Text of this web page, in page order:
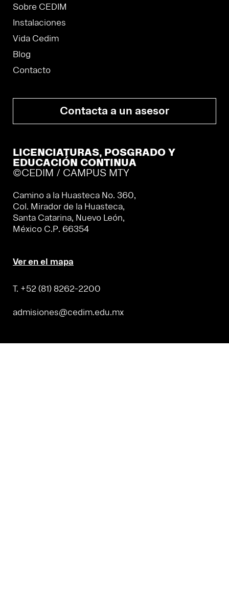
Sobre CEDIM
Instalaciones
Vida Cedim
Blog
Contacto
Contacta a un asesor
LICENCIATURAS, POSGRADO Y
EDUCACIÓN CONTINUA
©CEDIM / CAMPUS MTY
Camino a la Huasteca No. 360,
Col. Mirador de la Huasteca,
Santa Catarina, Nuevo León,
México C.P. 66354
Ver en el mapa
T. +52 (81) 8262-2200
admisiones@cedim.edu.mx